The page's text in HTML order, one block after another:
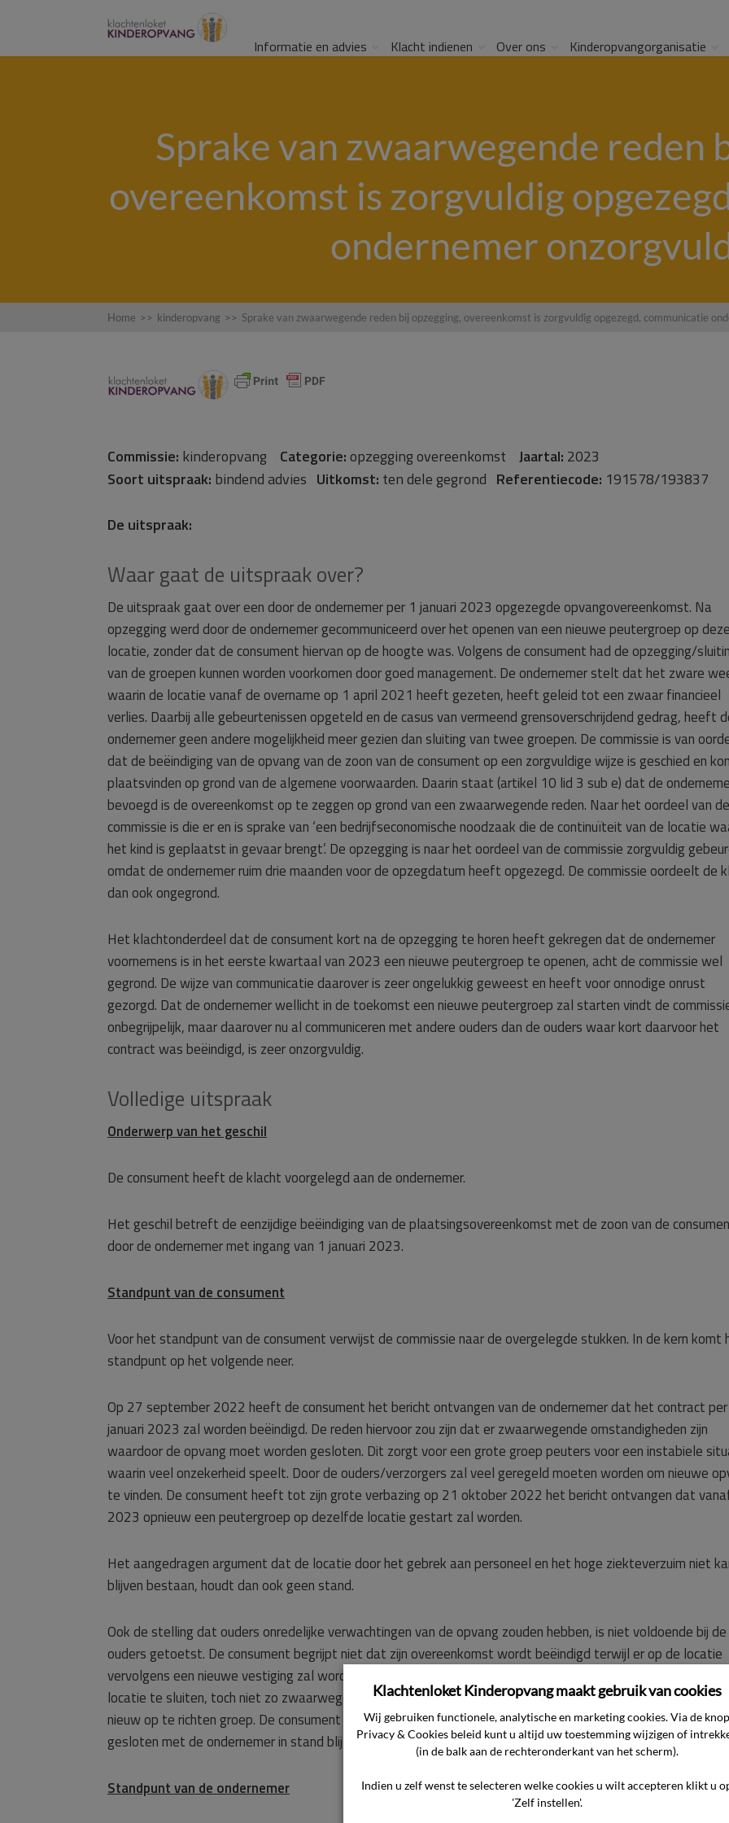
Informatie en advies Klacht indienen Over ons Kinderopvangorganisatie
Sprake van zwaarwegende reden
overeenkomst is zorgvuldig
ondernemer
Home >> kinderopvang >> Sprake van zwaarwegende reden bij opzegging, overeenkomst is zorgvuldig opgezegd, communicatie
Commissie: kinderopvang Categorie:opzegging overeenkomst Jaartal: 2023
Soort uitspraak: bindend advies Uitkomst: ten dele gegrond Referentiecode: 191578/193837
De uitspraak:
Waar gaat de uitspraak over?
De uitspraak gaat over een door de ondernemer per 1 januari 2023 opgezegde opvangovereenkomst. Na
opzegging werd door de ondernemer gecommuniceerd over het openen van een nieuwe peutergroep op
locatie, zonder dat de consument hiervan op de hoogte was. Volgens de consument had de opzegging/
van de groepen kunnen worden voorkomen door goed management. De ondernemer stelt dat het zware
waarin de locatie vanaf de overname op 1 april 2021 heeft gezeten, heeft geleid tot een zwaar financieel
verlies. Daarbij alle gebeurtenissen opgeteld en de casus van vermeend grensoverschrijdend gedrag, heeft
ondernemer geen andere mogelijkheid meer gezien dan sluiting van twee groepen. De commissie is van
dat de beëindiging van de opvang van de zoon van de consument op een zorgvuldige wijze is geschied en kon
plaatsvinden op grond van de algemene voorwaarden. Daarin staat (artikel 10 lid 3 sub e) dat de
bevoegd is de overeenkomst op te zeggen op grond van een zwaarwegende reden. Naar het oordeel van de
commissie is die er en is sprake van ‘een bedrijfseconomische noodzaak die de continuïteit van de locatie
het kind is geplaatst in gevaar brengt’. De opzegging is naar het oordeel van de commissie zorgvuldig
omdat de ondernemer ruim drie maanden voor de opzegdatum heeft opgezegd. De commissie oordeelt de
dan ook ongegrond.
Het klachtonderdeel dat de consument kort na de opzegging te horen heeft gekregen dat de ondernemer
voornemens is in het eerste kwartaal van 2023 een nieuwe peutergroep te openen, acht de commissie wel
gegrond. De wijze van communicatie daarover is zeer ongelukkig geweest en heeft voor onnodige onrust
gezorgd. Dat de ondernemer wellicht in de toekomst een nieuwe peutergroep zal starten vindt de
onbegrijpelijk, maar daarover nu al communiceren met andere ouders dan de ouders waar kort daarvoor het
contract was beëindigd, is zeer onzorgvuldig.
Volledige uitspraak
Onderwerp van het geschil
De consument heeft de klacht voorgelegd aan de ondernemer.
Het geschil betreft de eenzijdige beëindiging van de plaatsingsovereenkomst met de zoon van de
door de ondernemer met ingang van 1 januari 2023.
Standpunt van de consument
Voor het standpunt van de consument verwijst de commissie naar de overgelegde stukken. In de kern komt
standpunt op het volgende neer.
Op 27 september 2022 heeft de consument het bericht ontvangen van de ondernemer dat het contract
januari 2023 zal worden beëindigd. De reden hiervoor zou zijn dat er zwaarwegende omstandigheden zijn
waardoor de opvang moet worden gesloten. Dit zorgt voor een grote groep peuters voor een instabiele
waarin veel onzekerheid speelt. Door de ouders/verzorgers zal veel geregeld moeten worden om nieuwe
te vinden. De consument heeft tot zijn grote verbazing op 21 oktober 2022 het bericht ontvangen dat
2023 opnieuw een peutergroep op dezelfde locatie gestart zal worden.
Het aangedragen argument dat de locatie door het gebrek aan personeel en het hoge ziekteverzuim niet
blijven bestaan, houdt dan ook geen stand.
Ook de stelling dat ouders onredelijke verwachtingen van de opvang zouden hebben, is niet voldoende bij de
ouders getoetst. De consument begrijpt niet dat zijn overeenkomst wordt beëindigd terwijl er op de locatie
vervolgens een nieuwe vestiging zal worden geopend. Blijkbaar zijn de ‘zwaarwegende omstandigheden’ om
locatie te sluiten, toch niet zo zwaarwegend als voorgewend. Dit argument is immers ook van toepassing op
nieuw op te richten groep. De consument verzoekt de commissie te bepalen dat de overeenkomst die hij heeft
gesloten met de ondernemer in stand blijft.
Standpunt van de ondernemer
Klachtenloket Kinderopvang maakt gebruik van cookies
Wij gebruiken functionele, analytische en marketing cookies. Via de knop
Privacy & Cookies beleid kunt u altijd uw toestemming wijzigen of
(in de balk aan de rechteronderkant van het scherm).
Indien u zelf wenst te selecteren welke cookies u wilt accepteren klikt u
'Zelf instellen'.